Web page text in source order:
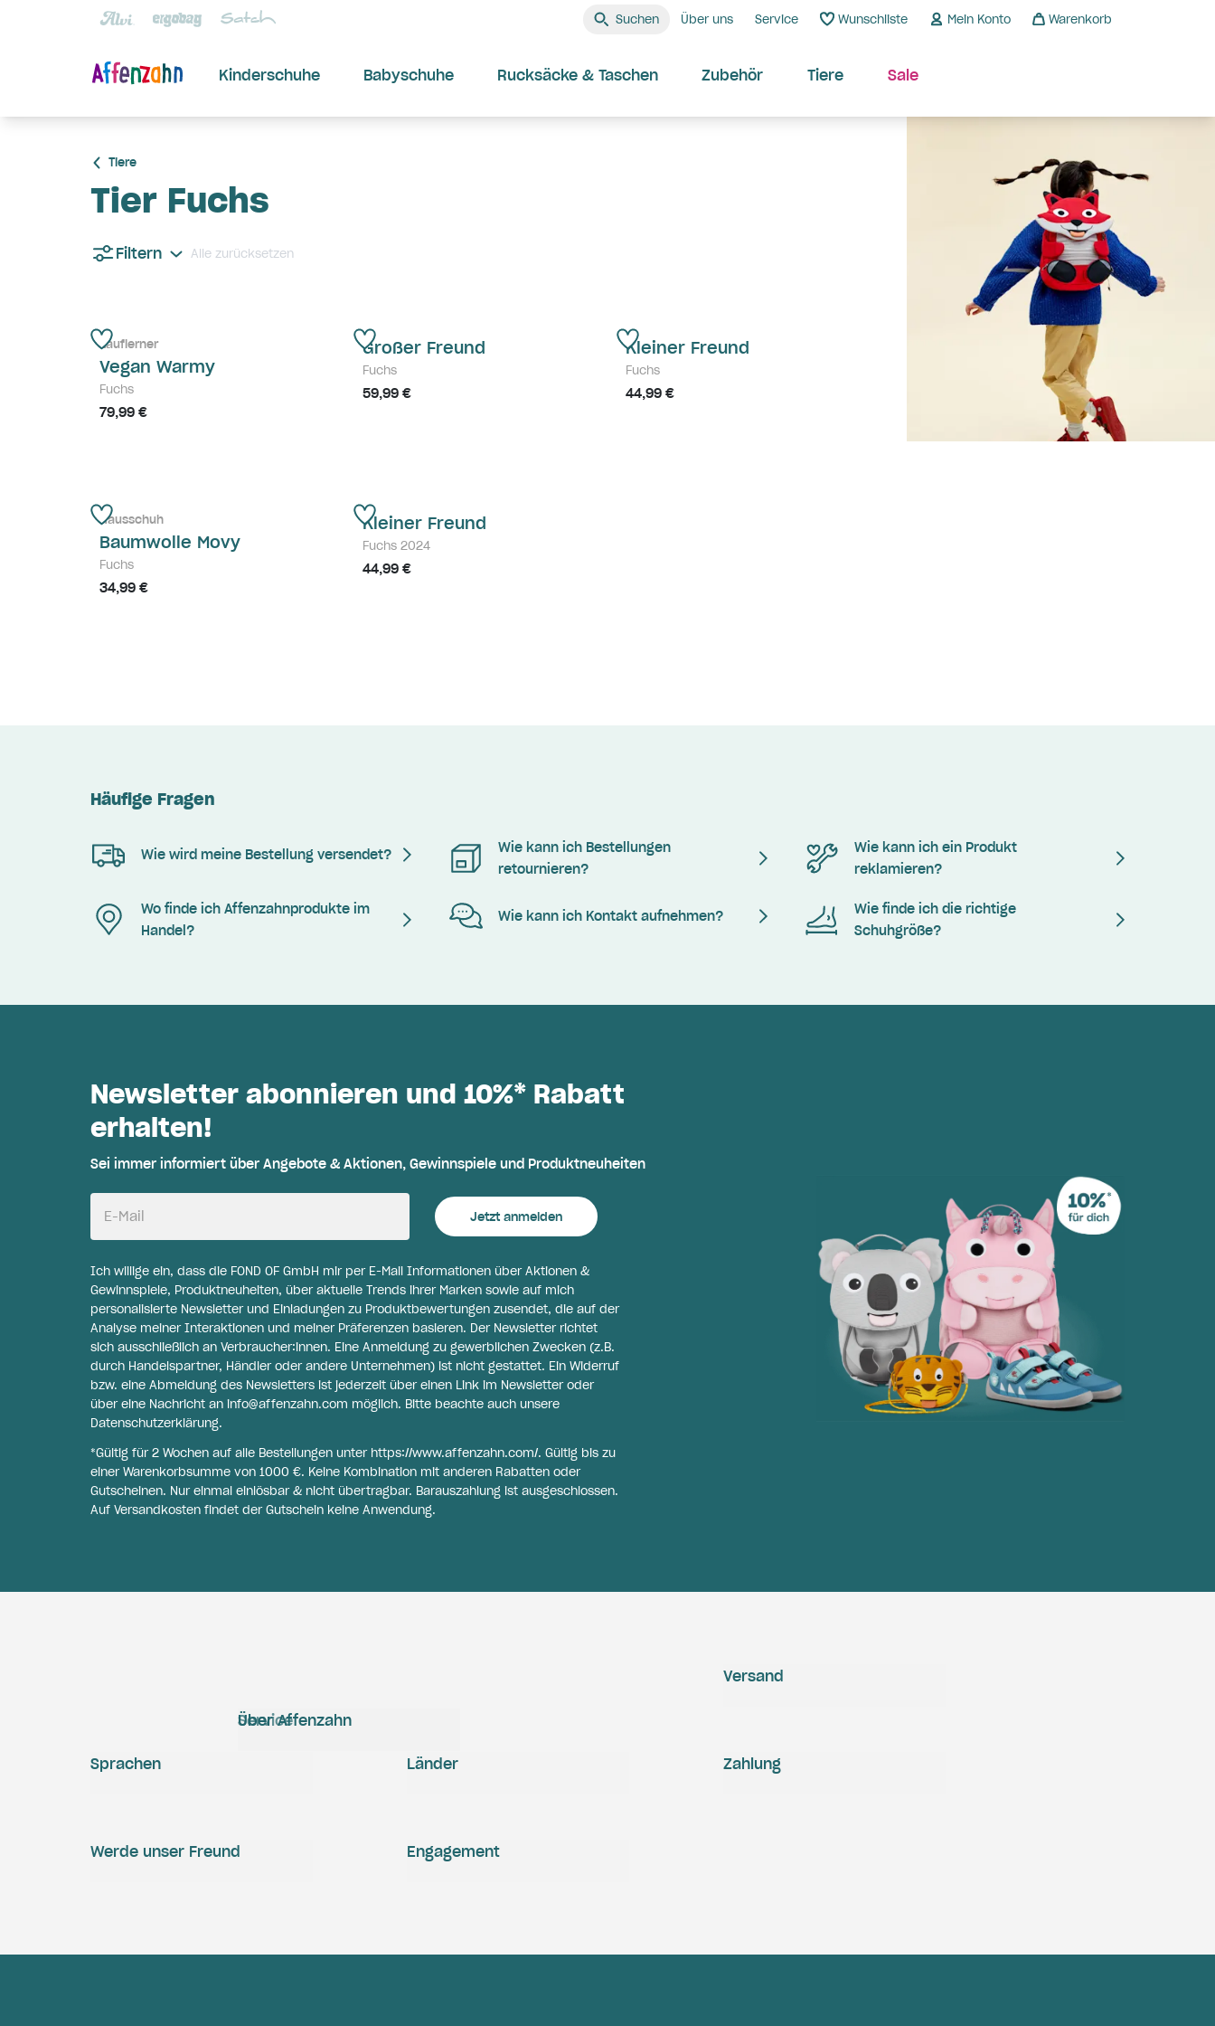
Suchen Über uns Service Wunschliste Mein Konto Warenkorb
Kinderschuhe Babyschuhe Rucksäcke & Taschen Zubehör Tiere Sale
Tiere
Tier Fuchs
Filtern Alle zurücksetzen
Lauflerner
Vegan Warmy
Fuchs
79,99 €
Großer Freund
Fuchs
59,99 €
Kleiner Freund
Fuchs
44,99 €
Hausschuh
Baumwolle Movy
Fuchs
34,99 €
Kleiner Freund
Fuchs 2024
44,99 €
Häufige Fragen
Wie wird meine Bestellung versendet?
Wie kann ich Bestellungen
retournieren?
Wie kann ich ein Produkt
reklamieren?
Wo finde ich Affenzahnprodukte im
Handel?
Wie kann ich Kontakt aufnehmen?
Wie finde ich die richtige
Schuhgröße?
Newsletter abonnieren und 10%* Rabatt
erhalten!
Sei immer informiert über Angebote & Aktionen, Gewinnspiele und Produktneuheiten
E-Mail Jetzt anmelden
Ich willige ein, dass die FOND OF GmbH mir per E-Mail Informationen über Aktionen &
Gewinnspiele, Produktneuheiten, über aktuelle Trends ihrer Marken sowie auf mich
personalisierte Newsletter und Einladungen zu Produktbewertungen zusendet, die auf der
Analyse meiner Interaktionen und meiner Präferenzen basieren. Der Newsletter richtet
sich ausschließlich an Verbraucher:innen. Eine Anmeldung zu gewerblichen Zwecken (z.B.
durch Handelspartner, Händler oder andere Unternehmen) ist nicht gestattet. Ein Widerruf
bzw. eine Abmeldung des Newsletters ist jederzeit über einen Link im Newsletter oder
über eine Nachricht an info@affenzahn.com möglich. Bitte beachte auch unsere
Datenschutzerklärung.
*Gültig für 2 Wochen auf alle Bestellungen unter https://www.affenzahn.com/. Gültig bis zu
einer Warenkorbsumme von 1000 €. Keine Kombination mit anderen Rabatten oder
Gutscheinen. Nur einmal einlösbar & nicht übertragbar. Barauszahlung ist ausgeschlossen.
Auf Versandkosten findet der Gutschein keine Anwendung.
Service
Über Affenzahn
Versand
Zahlung
Engagement
Werde unser Freund
Sprachen Länder